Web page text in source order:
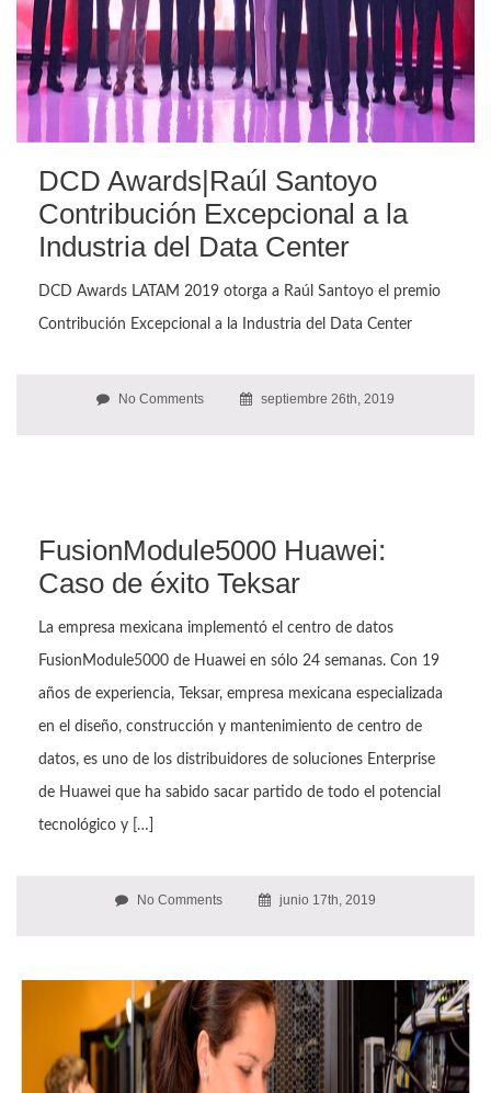
DCD Awards|Raúl Santoyo
Contribución Excepcional a la
Industria del Data Center
DCD Awards LATAM 2019 otorga a Raúl Santoyo el premio
Contribución Excepcional a la Industria del Data Center
No Comments septiembre 26th, 2019
FusionModule5000 Huawei:
Caso de éxito Teksar
La empresa mexicana implementó el centro de datos
FusionModule5000 de Huawei en sólo 24 semanas. Con 19
años de experiencia, Teksar, empresa mexicana especializada
en el diseño, construcción y mantenimiento de centro de
datos, es uno de los distribuidores de soluciones Enterprise
de Huawei que ha sabido sacar partido de todo el potencial
tecnológico y […]
No Comments junio 17th, 2019